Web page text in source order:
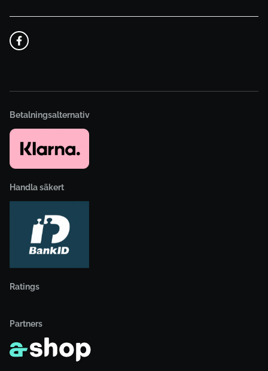
Betalningsalternativ
Handla säkert
Ratings
Partners